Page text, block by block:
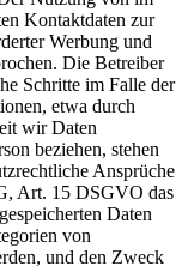
Kontaktdaten zur
Werbung und
Die Betreiber
Schritte im Falle der
etwa durch
wir Daten
beziehen, stehen
Ansprüche
Art. 15 DSGVO das
Daten
von
und den Zweck